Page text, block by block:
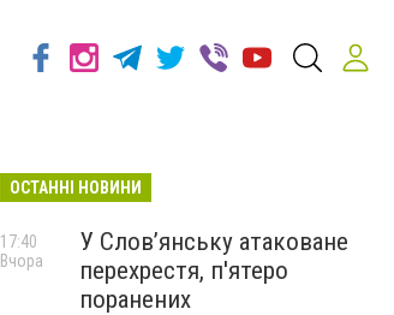
ОСТАННІ НОВИНИ
У Слов’янську атаковане
перехрестя, п'ятеро
поранених
17:40
Вчора